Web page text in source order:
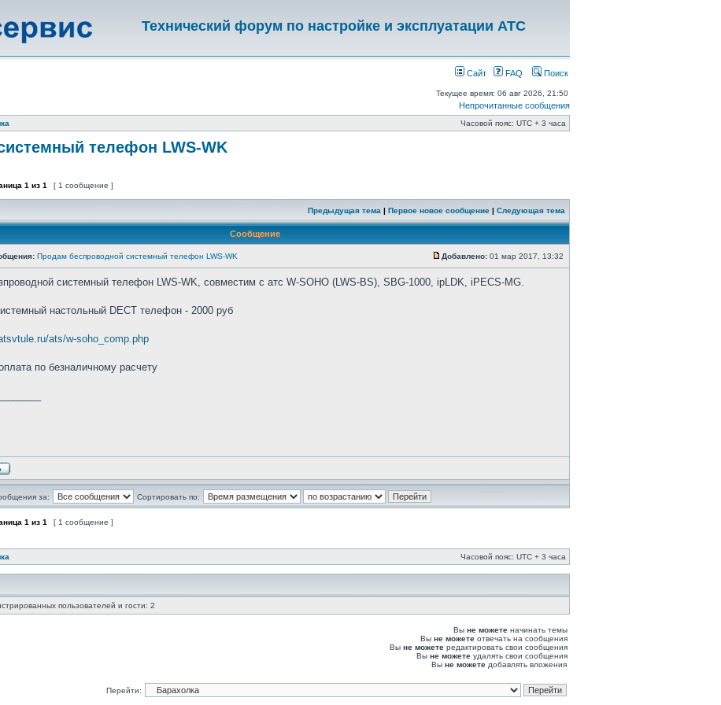
Технический форум по настройке и эксплуатации АТС
Сайт FAQ Поиск
Текущее время: 06 авг 2026, 21:50
Непрочитанные сообщения
Часовой пояс: UTC + 3 часа
телефон LWS-WK
1 из 1 [ 1 сообщение ]
Предыдущая тема | Первое новое сообщение | Следующая тема
Сообщение
Продам беспроводной системный телефон LWS-WK Добавлено: 01 мар 2017, 13:32
системный телефон LWS-WK, совместим с атс W-SOHO (LWS-BS), SBG-1000, ipLDK, iPECS-MG.
настольный DECT телефон - 2000 руб
ats/w-soho_comp.php
по безналичному расчету
за: Сортировать по:
1 из 1 [ 1 сообщение ]
Часовой пояс: UTC + 3 часа
пользователей и гости: 2
Вы не можете начинать темы
Вы не можете отвечать на сообщения
Вы не можете редактировать свои сообщения
Вы не можете удалять свои сообщения
Вы не можете добавлять вложения
Перейти: